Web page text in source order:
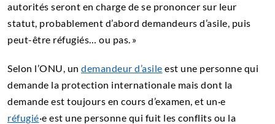
autorités seront en charge de se prononcer sur leur
statut, probablement d’abord demandeurs d’asile, puis
peut-être réfugiés… ou pas. »
Selon l’ONU, un demandeur d’asile est une personne qui
demande la protection internationale mais dont la
demande est toujours en cours d’examen, et un·e
réfugié·e est une personne qui fuit les conflits ou la